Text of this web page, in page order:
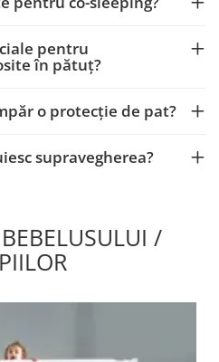
pentru
în pătuț?
o protecție de pat?
supravegherea?
/